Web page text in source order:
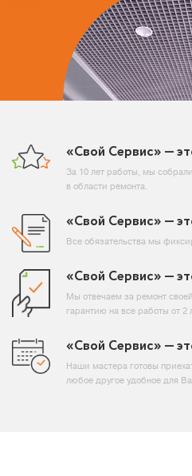
«Свой Сервис» —
За 10 лет работы, мы
в области ремонта.
«Свой Сервис» —
Все обязательства мы
«Свой Сервис» —
Мы отвечаем за ремонт
гарантию на все работы от 2
«Свой Сервис» —
Наши мастера готовы
любое другое удобное для